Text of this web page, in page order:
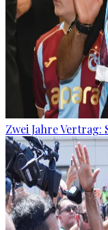
Zwei Jahre Vertrag: